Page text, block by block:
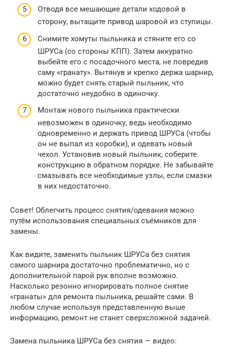
Отводя все мешающие детали ходовой в
сторону, вытащите привод шаровой из ступицы.
Снимите хомуты пыльника и стяните его со
ШРУСа (со стороны КПП). Затем аккуратно
выбейте его с посадочного места, не повредив
саму «гранату». Вытянув и крепко держа шарнир,
можно будет снять старый пыльник, что
достаточно неудобно в одиночку.
Монтаж нового пыльника практически
невозможен в одиночку, ведь необходимо
одновременно и держать привод ШРУСа (чтобы
он не выпал из коробки), и одевать новый
чехол. Установив новый пыльник, соберите
конструкцию в обратном порядке. Не забывайте
смазывать все необходимые узлы, если смазки
в них недостаточно.
Совет! Облегчить процесс снятия/одевания можно
путём использования специальных съёмников для
замены.
Как видите, заменить пыльник ШРУСа без снятия
самого шарнира достаточно проблематично, но с
дополнительной парой рук вполне возможно.
Насколько резонно игнорировать полное снятие
«гранаты» для ремонта пыльника, решайте сами. В
любом случае используя представленную выше
информацию, ремонт не станет сверхсложной задачей.
Замена пыльника ШРУСа без снятия — видео: